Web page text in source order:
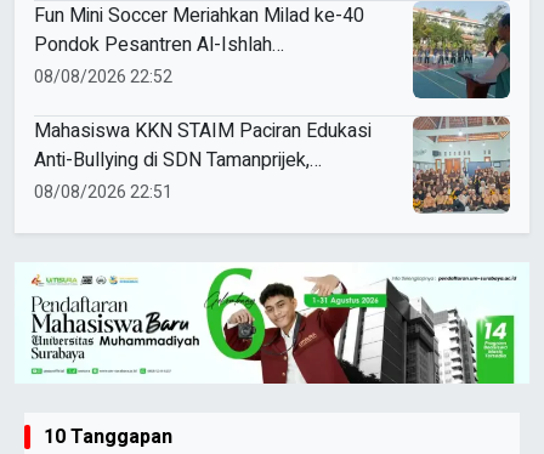
Fun Mini Soccer Meriahkan Milad ke-40
Pondok Pesantren Al-Ishlah
Sendangagung
08/08/2026 22:52
Mahasiswa KKN STAIM Paciran Edukasi
Anti-Bullying di SDN Tamanprijek,
Tanamkan Empati Sejak Dini
08/08/2026 22:51
10 Tanggapan